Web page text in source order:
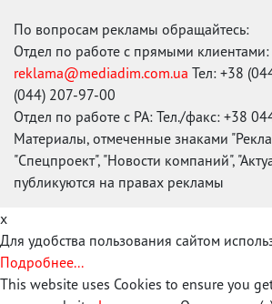
По вопросам рекламы обращайтесь:
Отдел по работе с прямыми клиентами:
reklama@mediadim.com.ua Тел: +38
(044) 207-97-00
Отдел по работе с РА: Тел./факс: +38
Материалы, отмеченные знаками
"Спецпроект", "Новости компаний",
публикуются на правах рекламы
x
Для удобства пользования сайтом
Подробнее...
This website uses Cookies to ensure you